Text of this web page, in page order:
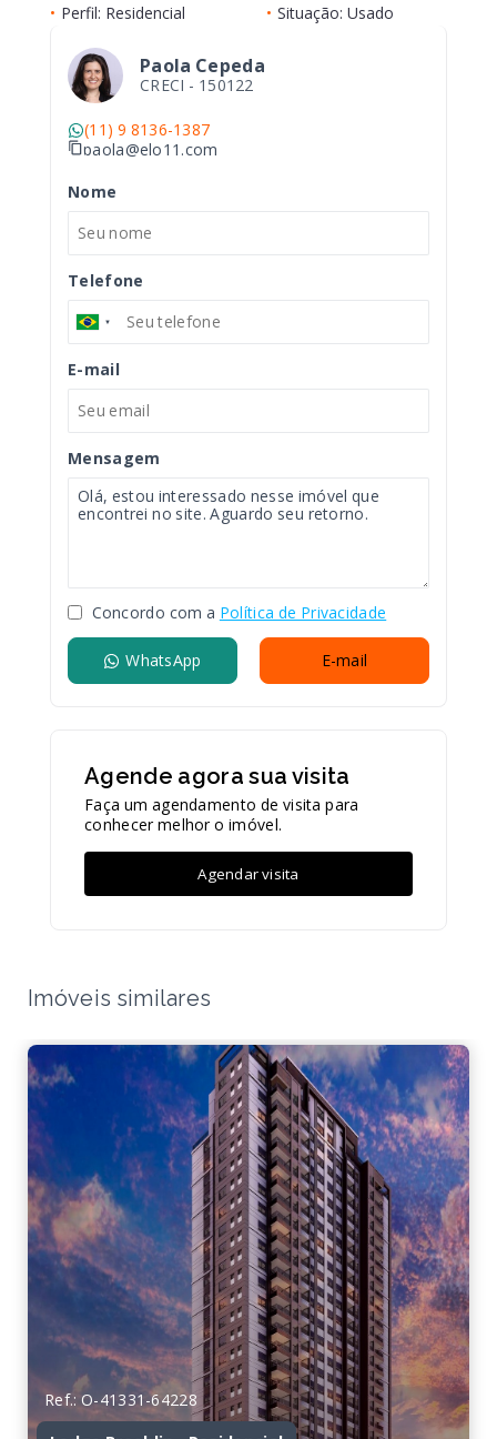
• Perfil: Residencial • Situação: Usado
Paola Cepeda
CRECI - 150122
(11) 9 8136-1387
paola@elo11.com
Nome
Telefone
E-mail
Mensagem
Concordo com a Política de Privacidade
WhatsApp E-mail
Agende agora sua visita
Faça um agendamento de visita para
conhecer melhor o imóvel.
Agendar visita
Imóveis similares
Ref.: O-41331-64228